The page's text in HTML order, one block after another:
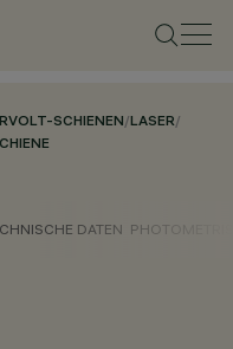
SCHIENEN/LASER/
DATEN